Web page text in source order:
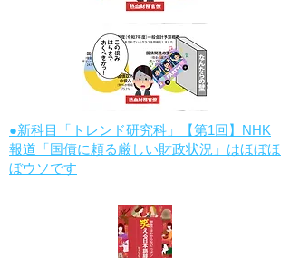
●新科目「トレンド研究科」【第1回】NHK
報道「国債に頼る厳しい財政状況」はほぼほ
ぼウソです